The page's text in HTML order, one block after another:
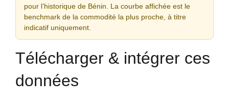
pour l’historique de Bénin. La courbe affichée est le
benchmark de la commodité la plus proche, à titre
indicatif uniquement.
Télécharger & intégrer ces
données